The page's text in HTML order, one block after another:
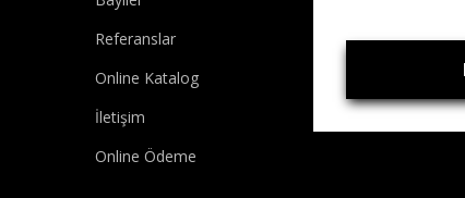
Referanslar
Online Katalog
İletişim
Online Ödeme